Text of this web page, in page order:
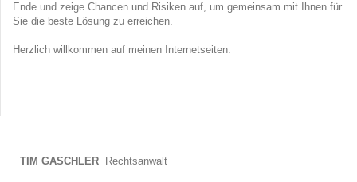
Ende und zeige Chancen und Risiken auf, um gemeinsam mit Ihnen für
Sie die beste Lösung zu erreichen.
Herzlich willkommen auf meinen Internetseiten.
TIM GASCHLER Rechtsanwalt